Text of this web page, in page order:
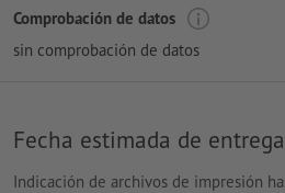
Comprobación de datos
sin comprobación de datos
Fecha estimada de
Indicación de archivos de impresión